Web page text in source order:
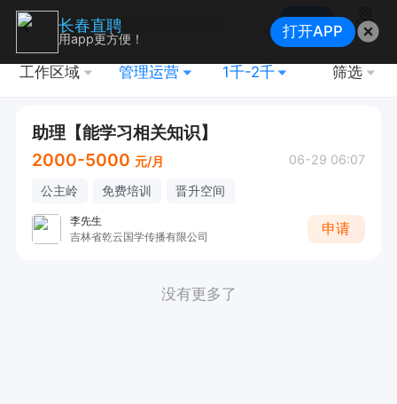
搜索
地图
工作区域 管理运营 1千-2千 筛选
助理【能学习相关知识】
2000-5000 元/月 06-29 06:07
公主岭 免费培训 晋升空间
李先生
吉林省乾云国学传播有限公司
申请
没有更多了
长春直聘
用app更方便！ 打开APP